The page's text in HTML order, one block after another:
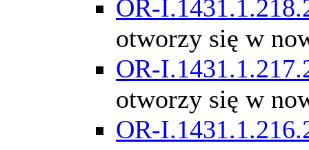
OR-
otworzy się w
OR-
otworzy się w
OR-